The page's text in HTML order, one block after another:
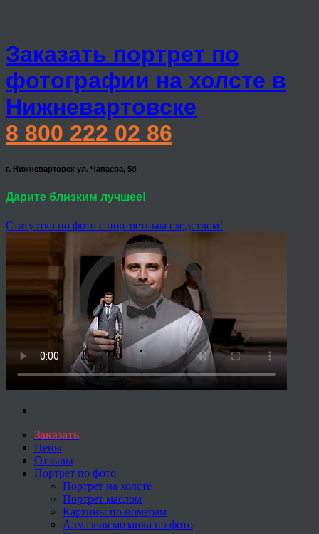
Заказать портрет по
фотографии на холсте в
Нижневартовске
8 800 222 02 86
г. Нижневартовск ул. Чапаева, 5б
Дарите близким лучшее!
Статуэтка по фото с портретным сходством!
Заказать
Цены
Отзывы
Портрет по фото
Портрет на холсте
Портрет маслом
Картины по номерам
Алмазная мозаика по фото